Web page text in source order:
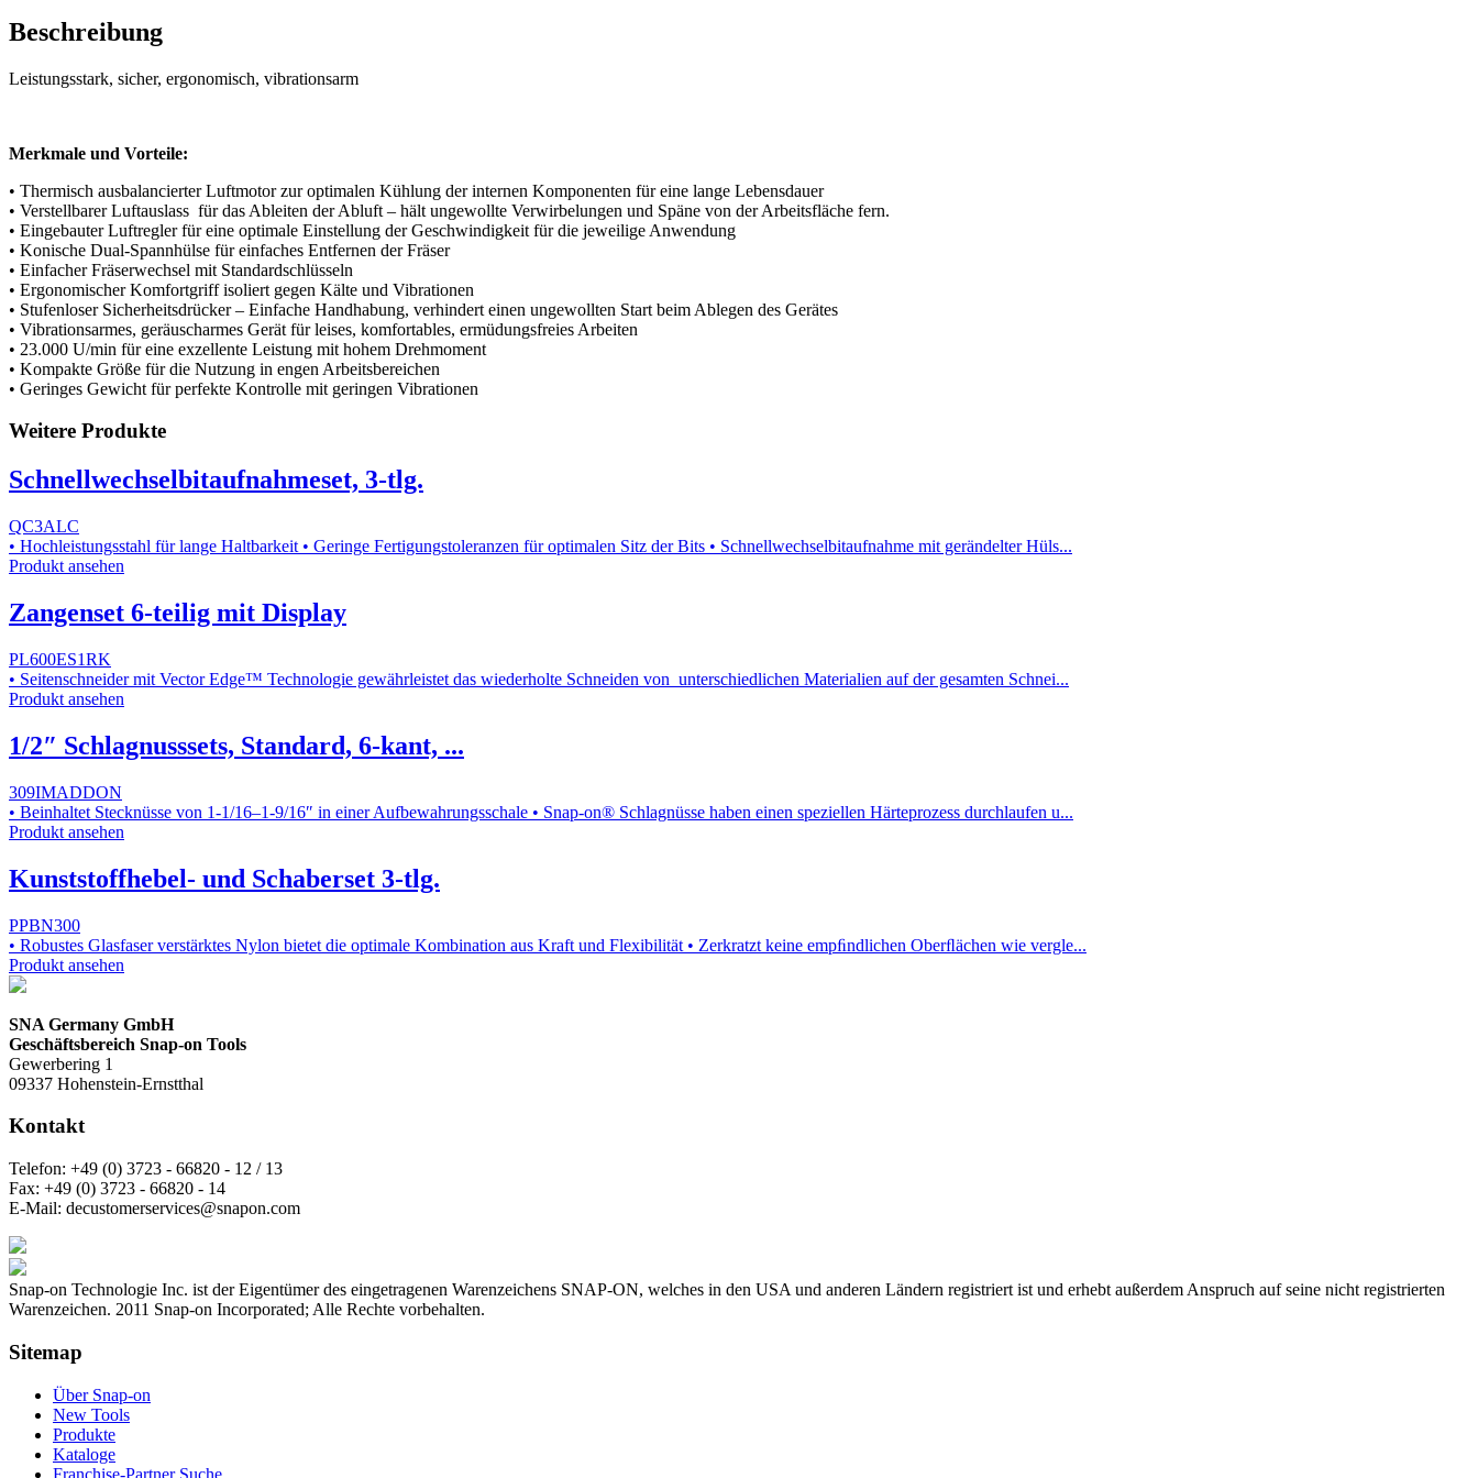
Beschreibung
Leistungsstark, sicher, ergonomisch, vibrationsarm
Merkmale und Vorteile:
• Thermisch ausbalancierter Luftmotor zur optimalen Kühlung der internen Komponenten für eine lange Lebensdauer
• Verstellbarer Luftauslass für das Ableiten der Abluft – hält ungewollte Verwirbelungen und Späne von der Arbeitsfläche fern.
• Eingebauter Luftregler für eine optimale Einstellung der Geschwindigkeit für die jeweilige Anwendung
• Konische Dual-Spannhülse für einfaches Entfernen der Fräser
• Einfacher Fräserwechsel mit Standardschlüsseln
• Ergonomischer Komfortgriff isoliert gegen Kälte und Vibrationen
• Stufenloser Sicherheitsdrücker – Einfache Handhabung, verhindert einen ungewollten Start beim Ablegen des Gerätes
• Vibrationsarmes, geräuscharmes Gerät für leises, komfortables, ermüdungsfreies Arbeiten
• 23.000 U/min für eine exzellente Leistung mit hohem Drehmoment
• Kompakte Größe für die Nutzung in engen Arbeitsbereichen
• Geringes Gewicht für perfekte Kontrolle mit geringen Vibrationen
Weitere Produkte
Schnellwechselbitaufnahmeset, 3-tlg.
QC3ALC
• Hochleistungsstahl für lange Haltbarkeit • Geringe Fertigungstoleranzen für optimalen Sitz der Bits • Schnellwechselbitaufnahme mit gerändelter Hüls...
Produkt ansehen
Zangenset 6-teilig mit Display
PL600ES1RK
• Seitenschneider mit Vector Edge™ Technologie gewährleistet das wiederholte Schneiden von unterschiedlichen Materialien auf der gesamten Schnei...
Produkt ansehen
1/2″ Schlagnusssets, Standard, 6-kant, ...
309IMADDON
• Beinhaltet Stecknüsse von 1-1/16–1-9/16″ in einer Aufbewahrungsschale • Snap-on® Schlagnüsse haben einen speziellen Härteprozess durchlaufen u...
Produkt ansehen
Kunststoffhebel- und Schaberset 3-tlg.
PPBN300
• Robustes Glasfaser verstärktes Nylon bietet die optimale Kombination aus Kraft und Flexibilität • Zerkratzt keine empﬁndlichen Oberﬂächen wie vergle...
Produkt ansehen
SNA Germany GmbH
Geschäftsbereich Snap-on Tools
Gewerbering 1
09337 Hohenstein-Ernstthal
Kontakt
Telefon: +49 (0) 3723 - 66820 - 12 / 13
Fax: +49 (0) 3723 - 66820 - 14
E-Mail: decustomerservices@snapon.com
Snap-on Technologie Inc. ist der Eigentümer des eingetragenen Warenzeichens SNAP-ON, welches in den USA und anderen Ländern registriert ist und erhebt außerdem Anspruch auf seine nicht registrierten
Warenzeichen. 2011 Snap-on Incorporated; Alle Rechte vorbehalten.
Sitemap
Über Snap-on
New Tools
Produkte
Kataloge
Franchise-Partner Suche